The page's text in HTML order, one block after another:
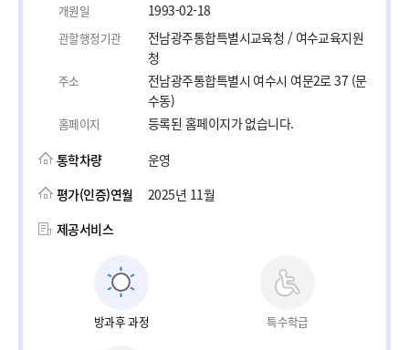
개원일 1993-02-18
관할행정기관
전남광주통합특별시교육청 / 여수교육지원
청
주소
전남광주통합특별시 여수시 여문2로 37 (문
수동)
홈페이지
등록된 홈페이지가 없습니다.
통학차량
운영
평가(인증)연월
2025년 11월
제공서비스
방과후 과정 특수학급